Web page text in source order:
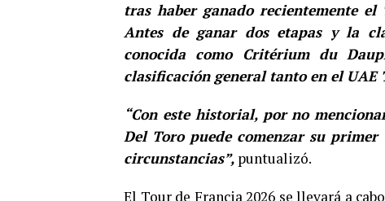
tras haber ganado recientemente
Antes de ganar dos etapas y la
conocida como Critérium du
clasificación general tanto en el
“Con este historial, por no
Del Toro puede comenzar su
circunstancias”, puntualizó.
El Tour de Francia 2026 se llevará a